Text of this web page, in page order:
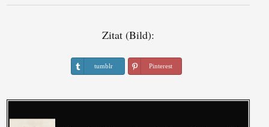
Zitat (Bild):
tumblr Pinterest